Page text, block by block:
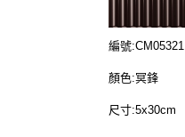
編號:CM05321
顏色:冥鋒
尺寸:5x30cm